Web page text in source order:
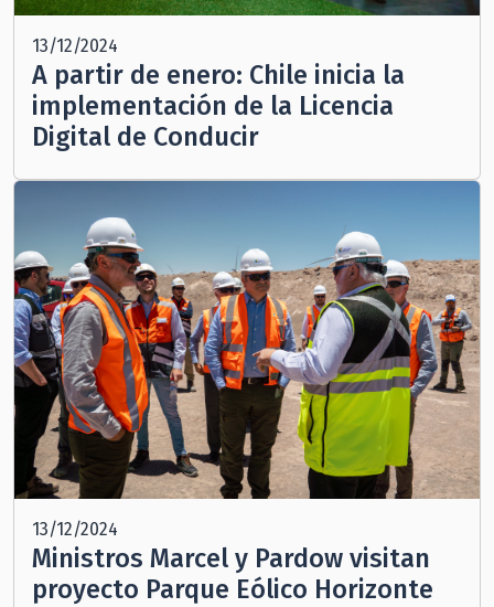
13/12/2024
A partir de enero: Chile inicia la
implementación de la Licencia
Digital de Conducir
13/12/2024
Ministros Marcel y Pardow visitan
proyecto Parque Eólico Horizonte